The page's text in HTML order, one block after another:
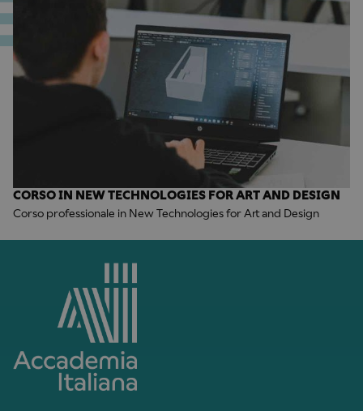
CORSO IN NEW TECHNOLOGIES FOR ART AND DESIGN
Corso professionale in New Technologies for Art and Design